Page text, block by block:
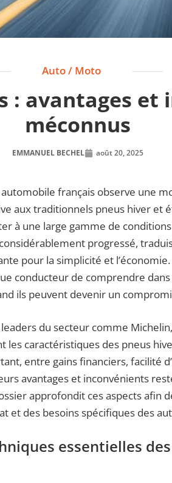
Auto / Moto
: avantages et
méconnus
EMMANUEL BECHEL août 20, 2025
français observe une
aux traditionnels pneus hiver et
à une large gamme de
progressé,
pour la simplicité et
conducteur de comprendre
ils peuvent devenir un
du secteur comme
caractéristiques des pneus
entre gains financiers, facilité
avantages et inconvénients
approfondit ces aspects afin
et des besoins spécifiques des
essentielles